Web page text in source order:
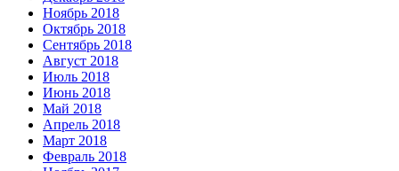
Ноябрь 2018
Октябрь 2018
Сентябрь 2018
Август 2018
Июль 2018
Июнь 2018
Май 2018
Апрель 2018
Март 2018
Февраль 2018